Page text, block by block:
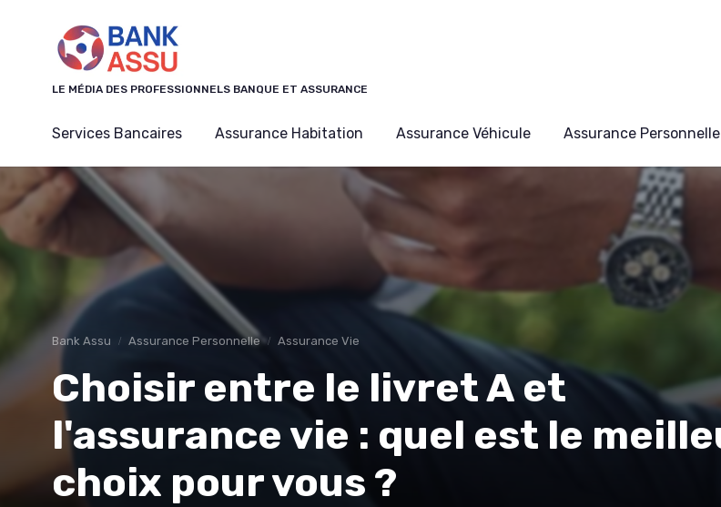
LE MÉDIA DES PROFESSIONNELS BANQUE ET ASSURANCE
Services Bancaires Assurance Habitation Assurance Véhicule Assurance Personnelle
Bank Assu Assurance Personnelle Assurance Vie
Choisir entre le livret A et
l'assurance vie : quel est le
choix pour vous ?